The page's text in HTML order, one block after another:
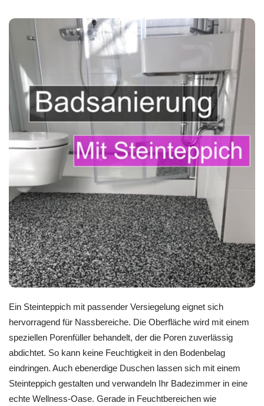
Ein Steinteppich mit passender Versiegelung eignet sich
hervorragend für Nassbereiche. Die Oberfläche wird mit einem
speziellen Porenfüller behandelt, der die Poren zuverlässig
abdichtet. So kann keine Feuchtigkeit in den Bodenbelag
eindringen. Auch ebenerdige Duschen lassen sich mit einem
Steinteppich gestalten und verwandeln Ihr Badezimmer in eine
echte Wellness-Oase. Gerade in Feuchtbereichen wie